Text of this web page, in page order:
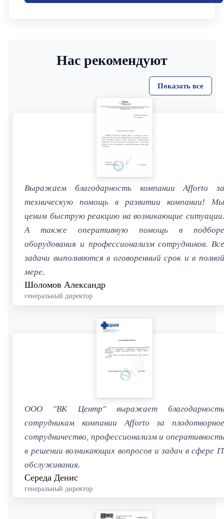
Нас рекомендуют
Показать все
Выражаем благодарность компании Afforto за
техническую помощь в развитии компании! Мы
ценим быструю реакцию на возникающие ситуации.
А также оперативную помощь в подборе
оборудования и профессионализм сотрудников. Все
задачи выполняются в оговоренный срок и в полной
мере.
Шоломов Александр
генеральный директор
ООО "ВК Центр" выражает благодарность
сотрудникам компании Afforto за плодотворное
сотрудничество, профессионализм и оперативность
в решении возникающих вопросов и задач в сфере IT
обслуживания.
Середа Денис
генеральный директор